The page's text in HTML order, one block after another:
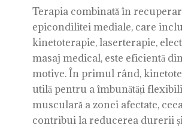
Terapia combinată în
epicondilitei mediale, care
kinetoterapie, laserterapie,
masaj medical, este eficientă
motive. În primul rând,
utilă pentru a îmbunătăți
musculară a zonei afectate,
contribui la reducerea durerii